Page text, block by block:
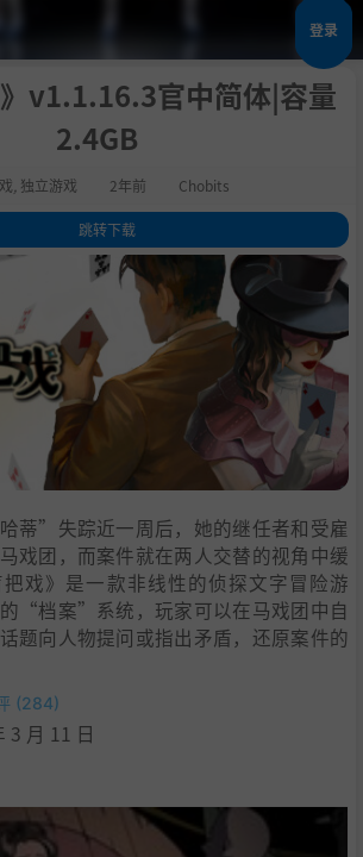
登录
》v1.1.16.3官中简体|容量
2.4GB
独立游戏 2年前 Chobits
跳转下载
蒂”失踪近一周后，她的继任者和受雇
戏团，而案件就在两人交替的视角中缓
戏》是一款非线性的侦探文字冒险游
“档案”系统，玩家可以在马戏团中自
题向人物提问或指出矛盾，还原案件的
(284)
3 月 11 日